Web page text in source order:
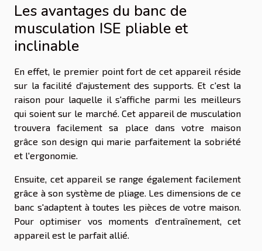
Les avantages du banc de
musculation ISE pliable et
inclinable
En effet, le premier point fort de cet appareil réside
sur la facilité d'ajustement des supports. Et c'est la
raison pour laquelle il s'affiche parmi les meilleurs
qui soient sur le marché. Cet appareil de musculation
trouvera facilement sa place dans votre maison
grâce son design qui marie parfaitement la sobriété
et l'ergonomie.
Ensuite, cet appareil se range également facilement
grâce à son système de pliage. Les dimensions de ce
banc s'adaptent à toutes les pièces de votre maison.
Pour optimiser vos moments d'entraînement, cet
appareil est le parfait allié.